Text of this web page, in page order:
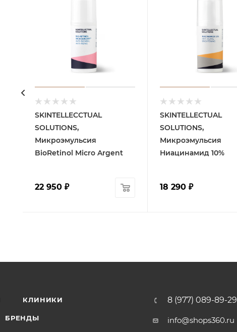
SKINTELLECCTUAL
SOLUTIONS,
Микроэмульсия
BioRetinol Micro Argent
22 950 ₽
SKINTELLECTUAL
SOLUTIONS,
Микроэмульсия
Ниацинамид 10%
18 290 ₽
КЛИНИКИ
БРЕНДЫ
8 (977) 089-89-29
info@shops360.ru